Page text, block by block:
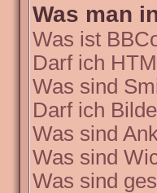
Was man
Was ist
Darf ich
Was sind
Darf ich
Was sind
Was sind
Was sind